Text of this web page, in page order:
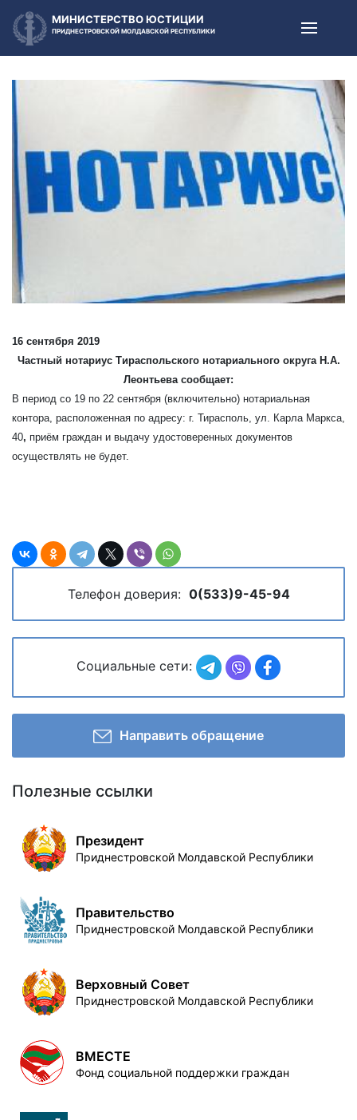
МИНИСТЕРСТВО ЮСТИЦИИ
ПРИДНЕСТРОВСКОЙ МОЛДАВСКОЙ РЕСПУБЛИКИ
16 сентября 2019
Частный нотариус Тираспольского нотариального округа Н.А.
Леонтьева сообщает:
В период со 19 по 22 сентября (включительно) нотариальная
контора, расположенная по адресу: г. Тирасполь, ул. Карла Маркса,
40, приём граждан и выдачу удостоверенных документов
осуществлять не будет.
Телефон доверия: 0(533)9-45-94
Социальные сети:
Направить обращение
Полезные ссылки
Президент
Приднестровской Молдавской Республики
Правительство
Приднестровской Молдавской Республики
Верховный Совет
Приднестровской Молдавской Республики
ВМЕСТЕ
Фонд социальной поддержки граждан